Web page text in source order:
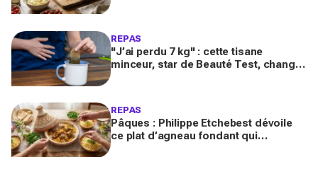
REPAS
"J’ai perdu 7 kg" : cette tisane
minceur, star de Beauté Test, change
REPAS
Pâques : Philippe Etchebest dévoile
ce plat d’agneau fondant qui